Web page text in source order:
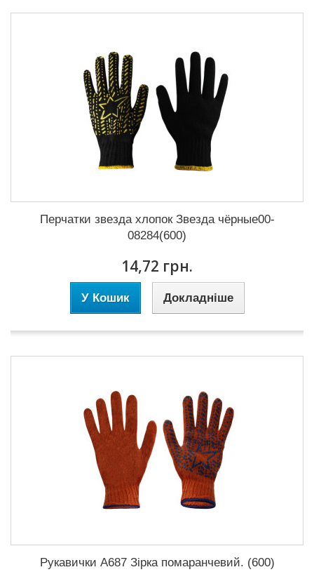
Перчатки звезда хлопок Звезда чёрные00-
08284(600)
14,72 грн.
У Кошик Докладніше
Рукавички A687 Зірка помаранчевий. (600)